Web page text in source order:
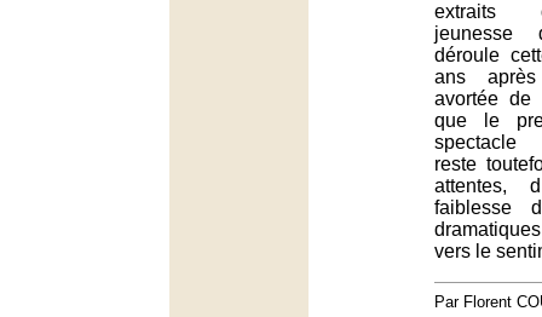
extraits
déroule
ans
avortée de
que le
spectacle
reste
attentes,
faiblesse
vers le
Par Florent